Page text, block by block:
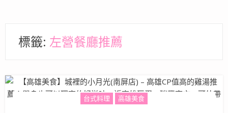
標籤: 左營餐廳推薦
台式料理 高雄美食